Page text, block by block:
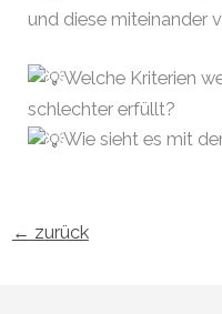
und diese miteinander
Welche Kriterien
schlechter erfüllt?
Wie sieht es mit
← zurück